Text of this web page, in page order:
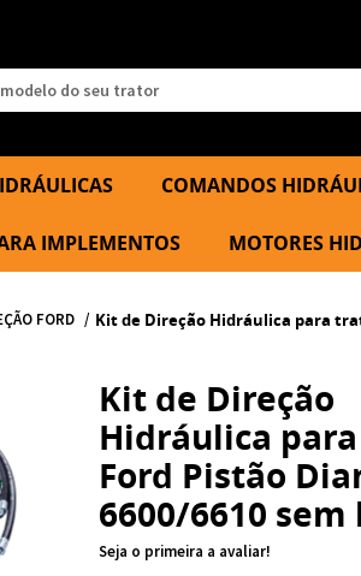
COMANDOS
IMPLEMENTOS MOTORES
FORD Kit de Direção Hidráulica para
Kit de Direção
Hidráulica
Ford Pistão
6600/6610
Seja o primeira a avaliar!